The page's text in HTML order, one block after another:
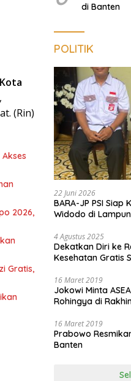
(Rin)
2026,
Gratis,
di Banten
POLITIK
22 Juni 2026
BARA-JP PSI
Widodo di
4 Agustus 2025
Dekatkan Diri ke
Kesehatan Gratis
16 Maret 2019
Jokowi Minta
Rohingya di
16 Maret 2019
Prabowo
Banten